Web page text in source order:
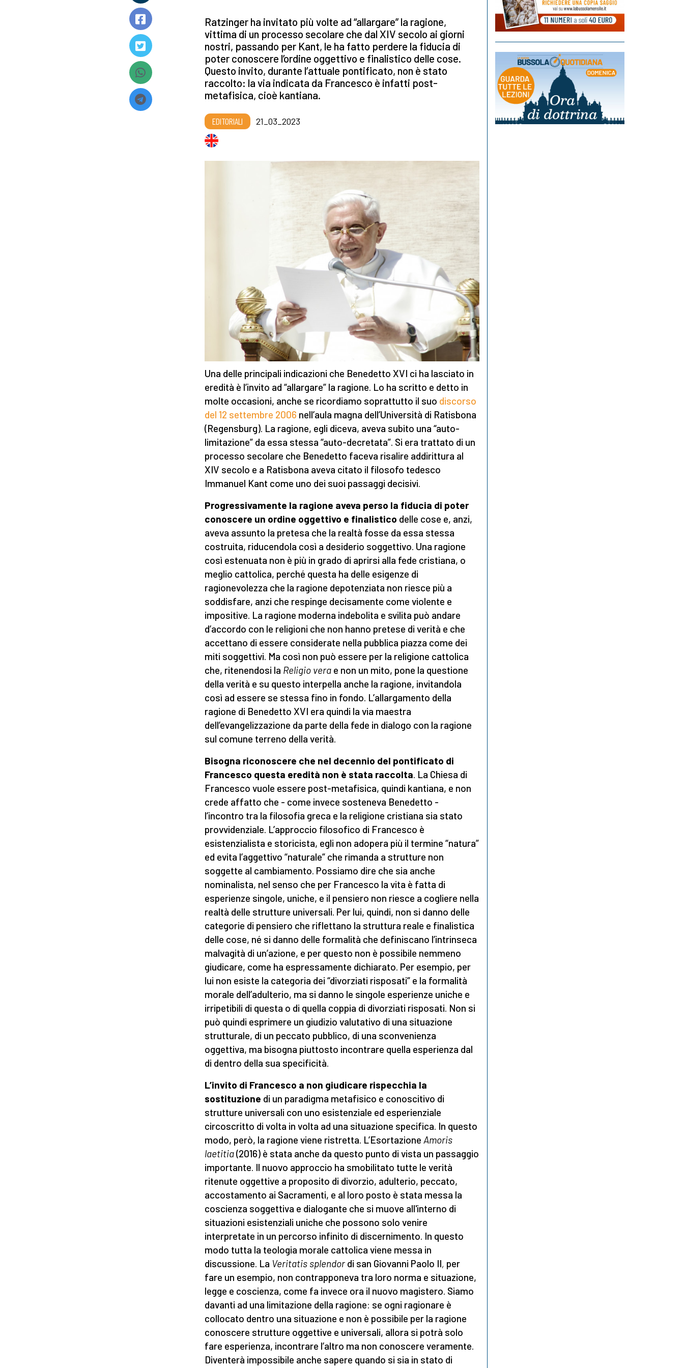
Ratzinger ha invitato più volte ad “allargare” la ragione,
vittima di un processo secolare che dal XIV secolo ai giorni
nostri, passando per Kant, le ha fatto perdere la fiducia di
poter conoscere l’ordine oggettivo e finalistico delle cose.
Questo invito, durante l’attuale pontificato, non è stato
raccolto: la via indicata da Francesco è infatti post-
metafisica, cioè kantiana.
EDITORIALI 21_03_2023
Una delle principali indicazioni che Benedetto XVI ci ha lasciato in
eredità è l’invito ad “allargare” la ragione. Lo ha scritto e detto in
molte occasioni, anche se ricordiamo soprattutto il suo discorso
del 12 settembre 2006 nell’aula magna dell’Università di Ratisbona
(Regensburg). La ragione, egli diceva, aveva subito una “auto-
limitazione” da essa stessa “auto-decretata”. Si era trattato di un
processo secolare che Benedetto faceva risalire addirittura al
XIV secolo e a Ratisbona aveva citato il filosofo tedesco
Immanuel Kant come uno dei suoi passaggi decisivi.
Progressivamente la ragione aveva perso la fiducia di poter
conoscere un ordine oggettivo e finalistico delle cose e, anzi,
aveva assunto la pretesa che la realtà fosse da essa stessa
costruita, riducendola così a desiderio soggettivo. Una ragione
così estenuata non è più in grado di aprirsi alla fede cristiana, o
meglio cattolica, perché questa ha delle esigenze di
ragionevolezza che la ragione depotenziata non riesce più a
soddisfare, anzi che respinge decisamente come violente e
impositive. La ragione moderna indebolita e svilita può andare
d’accordo con le religioni che non hanno pretese di verità e che
accettano di essere considerate nella pubblica piazza come dei
miti soggettivi. Ma così non può essere per la religione cattolica
che, ritenendosi la Religio vera e non un mito, pone la questione
della verità e su questo interpella anche la ragione, invitandola
così ad essere se stessa fino in fondo. L’allargamento della
ragione di Benedetto XVI era quindi la via maestra
dell’evangelizzazione da parte della fede in dialogo con la ragione
sul comune terreno della verità.
Bisogna riconoscere che nel decennio del pontificato di
Francesco questa eredità non è stata raccolta. La Chiesa di
Francesco vuole essere post-metafisica, quindi kantiana, e non
crede affatto che - come invece sosteneva Benedetto -
l’incontro tra la filosofia greca e la religione cristiana sia stato
provvidenziale. L’approccio filosofico di Francesco è
esistenzialista e storicista, egli non adopera più il termine “natura”
ed evita l’aggettivo “naturale” che rimanda a strutture non
soggette al cambiamento. Possiamo dire che sia anche
nominalista, nel senso che per Francesco la vita è fatta di
esperienze singole, uniche, e il pensiero non riesce a cogliere nella
realtà delle strutture universali. Per lui, quindi, non si danno delle
categorie di pensiero che riflettano la struttura reale e finalistica
delle cose, né si danno delle formalità che definiscano l’intrinseca
malvagità di un’azione, e per questo non è possibile nemmeno
giudicare, come ha espressamente dichiarato. Per esempio, per
lui non esiste la categoria dei “divorziati risposati” e la formalità
morale dell’adulterio, ma si danno le singole esperienze uniche e
irripetibili di questa o di quella coppia di divorziati risposati. Non si
può quindi esprimere un giudizio valutativo di una situazione
strutturale, di un peccato pubblico, di una sconvenienza
oggettiva, ma bisogna piuttosto incontrare quella esperienza dal
di dentro della sua specificità.
L’invito di Francesco a non giudicare rispecchia la
sostituzione di un paradigma metafisico e conoscitivo di
strutture universali con uno esistenziale ed esperienziale
circoscritto di volta in volta ad una situazione specifica. In questo
modo, però, la ragione viene ristretta. L’Esortazione Amoris
laetitia(2016) è stata anche da questo punto di vista un passaggio
importante. Il nuovo approccio ha smobilitato tutte le verità
ritenute oggettive a proposito di divorzio, adulterio, peccato,
accostamento ai Sacramenti, e al loro posto è stata messa la
coscienza soggettiva e dialogante che si muove all'interno di
situazioni esistenziali uniche che possono solo venire
interpretate in un percorso infinito di discernimento. In questo
modo tutta la teologia morale cattolica viene messa in
discussione. La Veritatis splendordi san Giovanni Paolo II, per
fare un esempio, non contrapponeva tra loro norma e situazione,
legge e coscienza, come fa invece ora il nuovo magistero. Siamo
davanti ad una limitazione della ragione: se ogni ragionare è
collocato dentro una situazione e non è possibile per la ragione
conoscere strutture oggettive e universali, allora si potrà solo
fare esperienza, incontrare l’altro ma non conoscere veramente.
Diventerà impossibile anche sapere quando si sia in stato di